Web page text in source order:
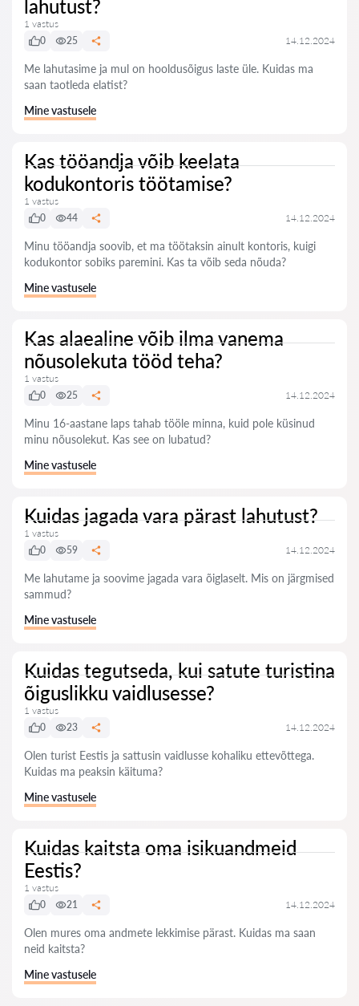
lahutust?
1 vastus
0
25 14.12.2024
Me lahutasime ja mul on hooldusõigus laste üle. Kuidas ma
saan taotleda elatist?
Mine vastusele
Kas tööandja võib keelata
kodukontoris töötamise?
1 vastus
0
44 14.12.2024
Minu tööandja soovib, et ma töötaksin ainult kontoris, kuigi
kodukontor sobiks paremini. Kas ta võib seda nõuda?
Mine vastusele
Kas alaealine võib ilma vanema
nõusolekuta tööd teha?
1 vastus
0
25 14.12.2024
Minu 16-aastane laps tahab tööle minna, kuid pole küsinud
minu nõusolekut. Kas see on lubatud?
Mine vastusele
Kuidas jagada vara pärast lahutust?
1 vastus
0
59 14.12.2024
Me lahutame ja soovime jagada vara õiglaselt. Mis on järgmised
sammud?
Mine vastusele
Kuidas tegutseda, kui satute turistina
õiguslikku vaidlusesse?
1 vastus
0
23 14.12.2024
Olen turist Eestis ja sattusin vaidlusse kohaliku ettevõttega.
Kuidas ma peaksin käituma?
Mine vastusele
Kuidas kaitsta oma isikuandmeid
Eestis?
1 vastus
0
21 14.12.2024
Olen mures oma andmete lekkimise pärast. Kuidas ma saan
neid kaitsta?
Mine vastusele